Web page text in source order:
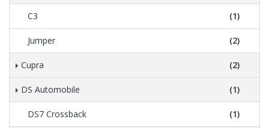
C3 (1)
Jumper (2)
Cupra (2)
DS Automobile (1)
DS7 Crossback (1)